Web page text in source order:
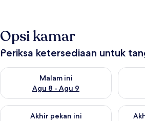
Opsi kamar
Periksa ketersediaan untuk
Malam ini
Agu 8 - Agu 9
Periksa ketersediaan untuk malam ini
Akhir pekan ini
Periksa ketersediaan untuk akhir pekan